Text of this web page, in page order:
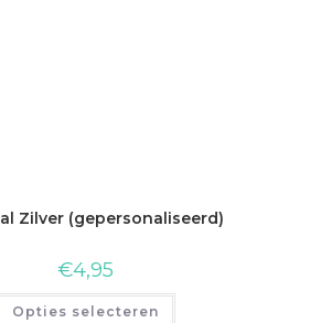
Zilver (gepersonaliseerd)
€4,95
Opties selecteren